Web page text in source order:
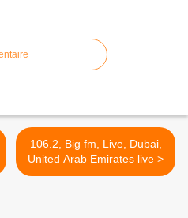
106.2, Big fm, Live, Dubai,
United Arab Emirates live >